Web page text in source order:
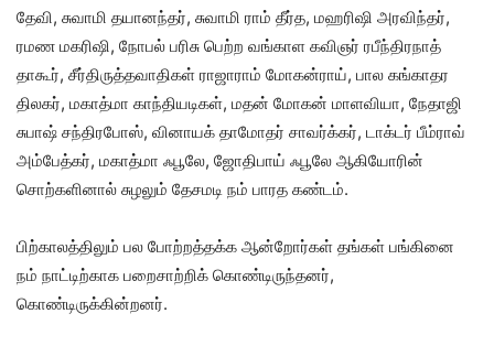
தேவி, சுவாமி தயானந்தர், சுவாமி ராம் தீர்த, மஹரிஷி அரவிந்தர்,
ரமண மகரிஷி, நோபல் பரிசு பெற்ற வங்காள கவிஞர் ரபீந்திரநாத்
தாகூர், சீர்திருத்தவாதிகள் ராஜாராம் மோகன்ராய், பால கங்காதர
திலகர், மகாத்மா காந்தியடிகள், மதன் மோகன் மாளவியா, நேதாஜி
சுபாஷ் சந்திரபோஸ், வினாயக் தாமோதர் சாவர்க்கர், டாக்டர் பீம்ராவ்
அம்பேத்கர், மகாத்மா ஃபூலே, ஜோதிபாய் ஃபூலே ஆகியோரின்
சொற்களினால் சுழலும் தேசமடி நம் பாரத கண்டம்.
பிற்காலத்திலும் பல போற்றத்தக்க ஆன்றோர்கள் தங்கள் பங்கினை
நம் நாட்டிற்காக பறைசாற்றிக் கொண்டிருந்தனர்,
கொண்டிருக்கின்றனர்.